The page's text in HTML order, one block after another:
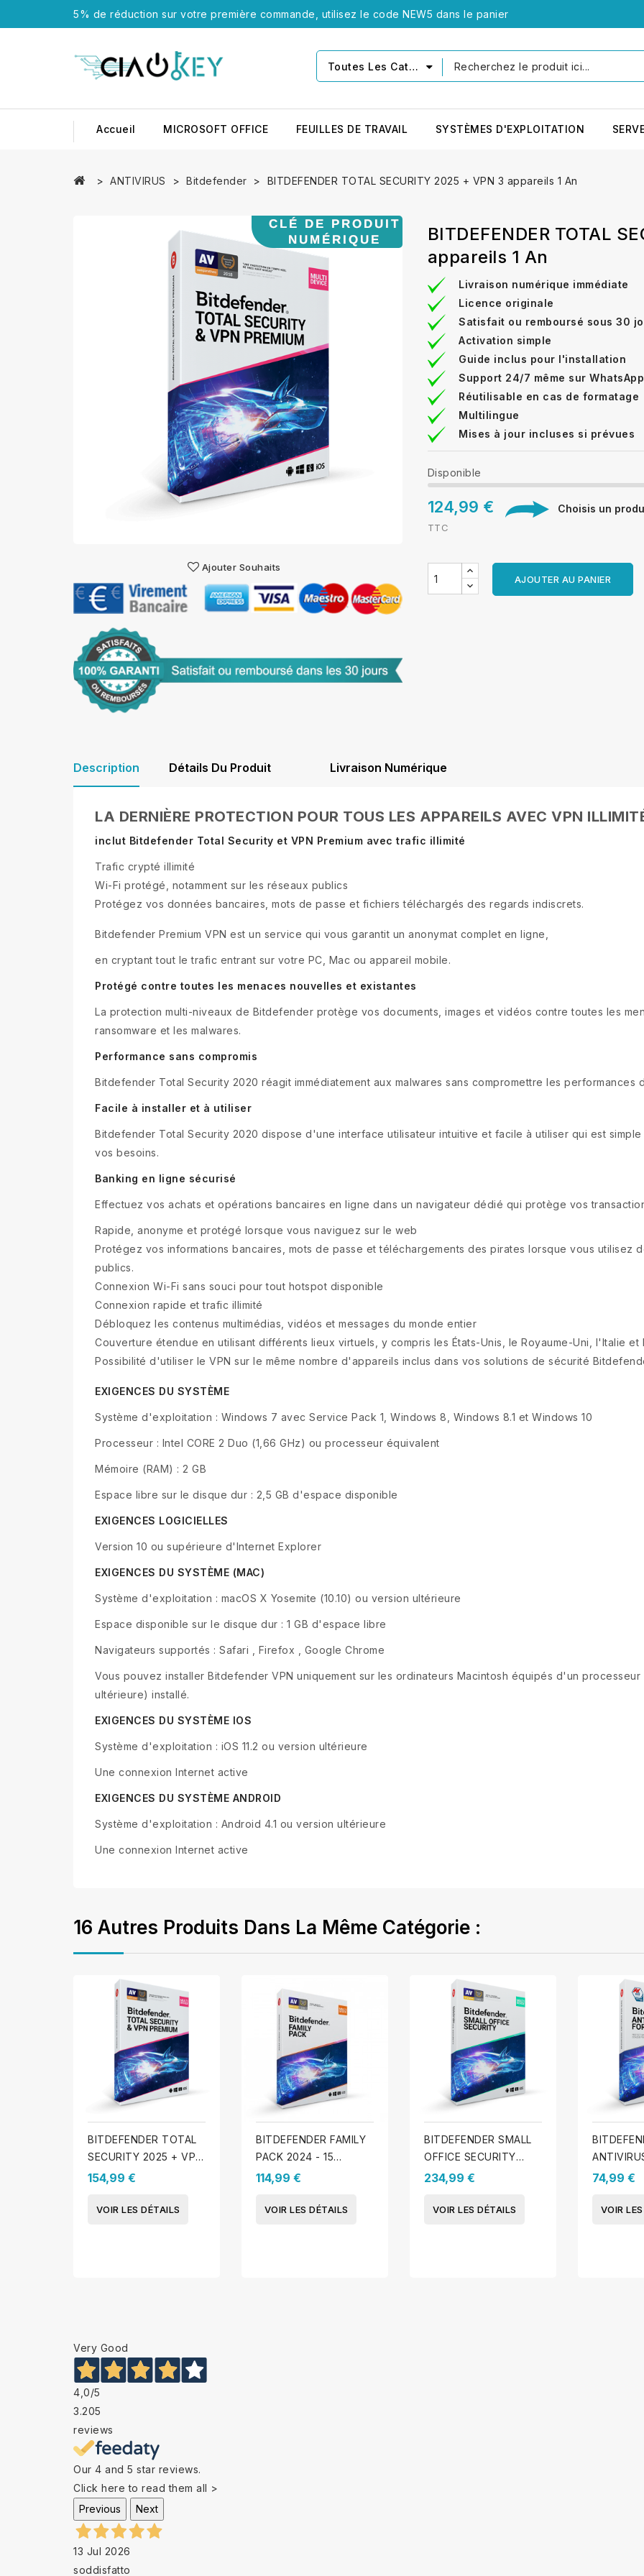
5% de réduction sur votre première commande, utilisez le code NEW5 dans le panier
Toutes Les Catégories
Accueil MICROSOFT OFFICE FEUILLES DE TRAVAIL SYSTÈMES D'EXPLOITATION
ANTIVIRUS Bitdefender BITDEFENDER TOTAL SECURITY 2025 + VPN 3 appareils 1 An
Ajouter Souhaits
BITDEFENDER TOTAL
appareils 1 An
Livraison numérique immédiate
Licence originale
Satisfait ou remboursé sous 30
Activation simple
Guide inclus pour l'installation
Support 24/7 même sur WhatsApp
Réutilisable en cas de formatage
Multilingue
Mises à jour incluses si prévues
Disponible
124,99 € Choisis un
TTC
AJOUTER AU PANIER
Description Détails Du Produit Livraison Numérique
LA DERNIÈRE PROTECTION POUR TOUS LES APPAREILS AVEC VPN
inclut Bitdefender Total Security et VPN Premium avec trafic illimité
Trafic crypté illimité
Wi-Fi protégé, notamment sur les réseaux publics
Protégez vos données bancaires, mots de passe et fichiers téléchargés des regards indiscrets.
Bitdefender Premium VPN est un service qui vous garantit un anonymat complet en ligne,
en cryptant tout le trafic entrant sur votre PC, Mac ou appareil mobile.
Protégé contre toutes les menaces nouvelles et existantes
La protection multi-niveaux de Bitdefender protège vos documents, images et vidéos contre toutes les
ransomware et les malwares.
Performance sans compromis
Bitdefender Total Security 2020 réagit immédiatement aux malwares sans compromettre les performances
Facile à installer et à utiliser
Bitdefender Total Security 2020 dispose d'une interface utilisateur intuitive et facile à utiliser qui est
vos besoins.
Banking en ligne sécurisé
Effectuez vos achats et opérations bancaires en ligne dans un navigateur dédié qui protège vos
Rapide, anonyme et protégé lorsque vous naviguez sur le web
Protégez vos informations bancaires, mots de passe et téléchargements des pirates lorsque vous utilisez
publics.
Connexion Wi-Fi sans souci pour tout hotspot disponible
Connexion rapide et trafic illimité
Débloquez les contenus multimédias, vidéos et messages du monde entier
Couverture étendue en utilisant différents lieux virtuels, y compris les États-Unis, le Royaume-Uni, l'Italie et
Possibilité d'utiliser le VPN sur le même nombre d'appareils inclus dans vos solutions de sécurité
EXIGENCES DU SYSTÈME
Système d'exploitation : Windows 7 avec Service Pack 1, Windows 8, Windows 8.1 et Windows 10
Processeur : Intel CORE 2 Duo (1,66 GHz) ou processeur équivalent
Mémoire (RAM) : 2 GB
Espace libre sur le disque dur : 2,5 GB d'espace disponible
EXIGENCES LOGICIELLES
Version 10 ou supérieure d'Internet Explorer
EXIGENCES DU SYSTÈME (MAC)
Système d'exploitation : macOS X Yosemite (10.10) ou version ultérieure
Espace disponible sur le disque dur : 1 GB d'espace libre
Navigateurs supportés : Safari , Firefox , Google Chrome
Vous pouvez installer Bitdefender VPN uniquement sur les ordinateurs Macintosh équipés d'un processeur
ultérieure) installé.
EXIGENCES DU SYSTÈME IOS
Système d'exploitation : iOS 11.2 ou version ultérieure
Une connexion Internet active
EXIGENCES DU SYSTÈME ANDROID
Système d'exploitation : Android 4.1 ou version ultérieure
Une connexion Internet active
16 Autres Produits Dans La Même Catégorie :
BITDEFENDER TOTAL
SECURITY 2025 + VPN
10 appareils - 1 An
154,99 €
VOIR LES DÉTAILS
BITDEFENDER FAMILY
PACK 2024 - 15
appareils - 1 An
114,99 €
VOIR LES DÉTAILS
BITDEFENDER SMALL
OFFICE SECURITY
2025 - 20 appareils. - 1
234,99 €
VOIR LES DÉTAILS
2025 - 3
74,99 €
VOIR
Very Good
4,0/5
3.205
reviews
Our 4 and 5 star reviews.
Click here to read them all >
Previous
Next
13 Jul 2026
soddisfatto